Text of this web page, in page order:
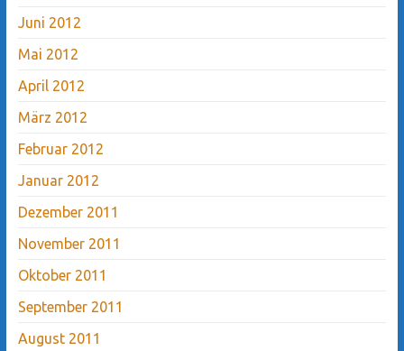
Juni 2012
Mai 2012
April 2012
März 2012
Februar 2012
Januar 2012
Dezember 2011
November 2011
Oktober 2011
September 2011
August 2011